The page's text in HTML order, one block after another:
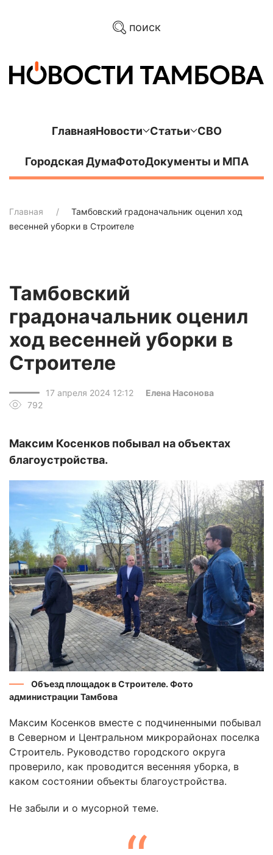
поиск
ГлавнаяНовости Статьи СВО
Городская ДумаФотоДокументы и МПА
Главная
Тамбовский градоначальник оценил ход
весенней уборки в Строителе
Тамбовский
градоначальник оценил
ход весенней уборки в
Строителе
17 апреля 2024 12:12
Елена Насонова
792
Максим Косенков побывал на объектах
благоустройства.
Объезд площадок в Строителе. Фото
администрации Тамбова
Максим Косенков вместе с подчиненными побывал
в Северном и Центральном микрорайонах поселка
Строитель. Руководство городского округа
проверило, как проводится весенняя уборка, в
каком состоянии объекты благоустройства.
Не забыли и о мусорной теме.